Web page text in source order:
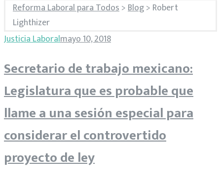
Reforma Laboral para Todos>Blog> Robert
Lighthizer
Etiqueta:
Robert
Lighthizer
Justicia Laboralmayo 10, 2018
Secretario de trabajo mexicano:
Legislatura que es probable que
llame a una sesión especial para
considerar el controvertido
proyecto de ley